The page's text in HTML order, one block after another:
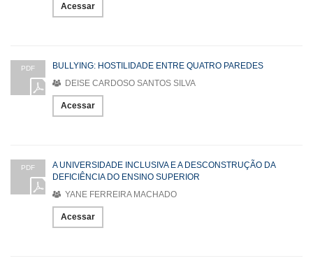
Acessar
PDF
BULLYING: HOSTILIDADE ENTRE QUATRO PAREDES
DEISE CARDOSO SANTOS SILVA
Acessar
PDF
A UNIVERSIDADE INCLUSIVA E A DESCONSTRUÇÃO DA
DEFICIÊNCIA DO ENSINO SUPERIOR
YANE FERREIRA MACHADO
Acessar